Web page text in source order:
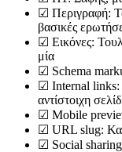
☑ Περιγραφή:
βασικές
☑ Εικόνες:
μία
☑ Schema
☑ Internal links:
αντίστοιχη
☑ Mobile
☑ URL slug:
☑ Social